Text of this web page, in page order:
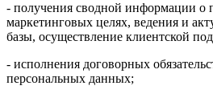
- получения сводной информации о
маркетинговых целях, ведения и
базы, осуществление клиентской
- исполнения договорных
персональных данных;